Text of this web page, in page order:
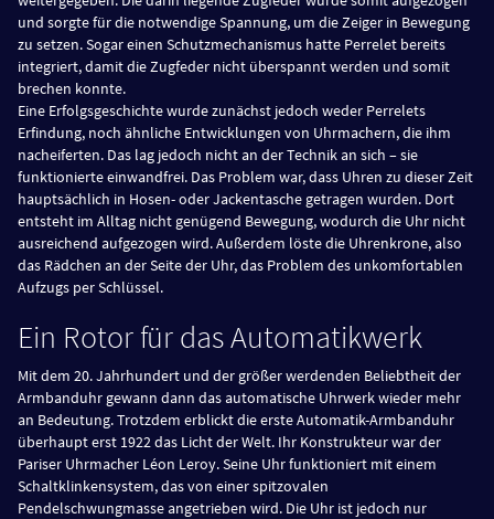
und sorgte für die notwendige Spannung, um die Zeiger in Bewegung
zu setzen. Sogar einen Schutzmechanismus hatte Perrelet bereits
integriert, damit die Zugfeder nicht überspannt werden und somit
brechen konnte.
Eine Erfolgsgeschichte wurde zunächst jedoch weder Perrelets
Erfindung, noch ähnliche Entwicklungen von Uhrmachern, die ihm
nacheiferten. Das lag jedoch nicht an der Technik an sich – sie
funktionierte einwandfrei. Das Problem war, dass Uhren zu dieser Zeit
hauptsächlich in Hosen- oder Jackentasche getragen wurden. Dort
entsteht im Alltag nicht genügend Bewegung, wodurch die Uhr nicht
ausreichend aufgezogen wird. Außerdem löste die Uhrenkrone, also
das Rädchen an der Seite der Uhr, das Problem des unkomfortablen
Aufzugs per Schlüssel.
Ein Rotor für das Automatikwerk
Mit dem 20. Jahrhundert und der größer werdenden Beliebtheit der
Armbanduhr gewann dann das automatische Uhrwerk wieder mehr
an Bedeutung. Trotzdem erblickt die erste Automatik-Armbanduhr
überhaupt erst 1922 das Licht der Welt. Ihr Konstrukteur war der
Pariser Uhrmacher Léon Leroy. Seine Uhr funktioniert mit einem
Schaltklinkensystem, das von einer spitzovalen
Pendelschwungmasse angetrieben wird. Die Uhr ist jedoch nur